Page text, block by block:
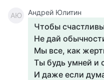
АЮ Андрей Юлитин
Чтобы
Не дай
Мы все, как
Ты будь умней и
И даже если